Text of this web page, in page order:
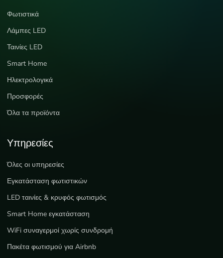
Φωτιστικά
Λάμπες LED
Ταινίες LED
Smart Home
Ηλεκτρολογικά
Προσφορές
Όλα τα προϊόντα
Υπηρεσίες
Όλες οι υπηρεσίες
Εγκατάσταση φωτιστικών
LED ταινίες & κρυφός φωτισμός
Smart Home εγκατάσταση
WiFi συναγερμοί χωρίς συνδρομή
Πακέτα φωτισμού για Airbnb